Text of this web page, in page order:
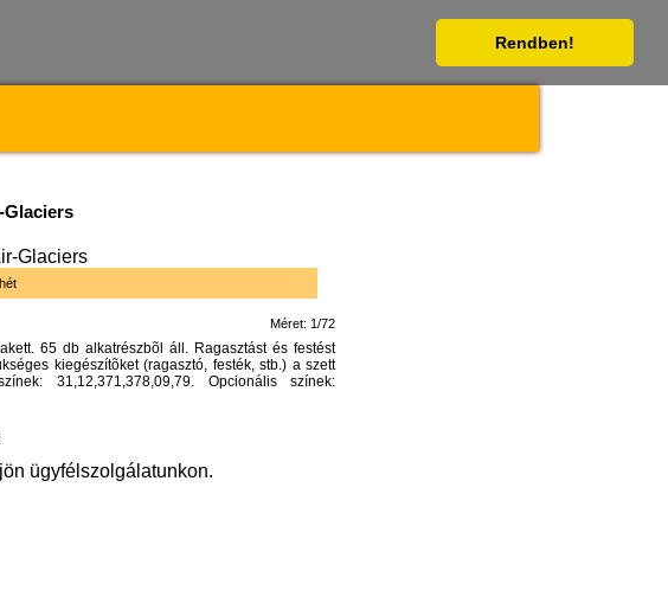
Rendben!
Glaciers
Méret: 1/72
65 db alkatrészbõl áll. Ragasztást és festést
kiegészítõket (ragasztó, festék, stb.) a szett
31,12,371,378,09,79. Opcionális színek:
ügyfélszolgálatunkon.